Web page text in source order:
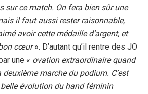
sur ce match. On fera bien sûr une
il faut aussi rester raisonnable,
avoir cette médaille d’argent, et
cœur». D’autant qu’il rentre des JO
une « ovation extraordinaire quand
marche du podium. C’est
belle évolution du hand féminin